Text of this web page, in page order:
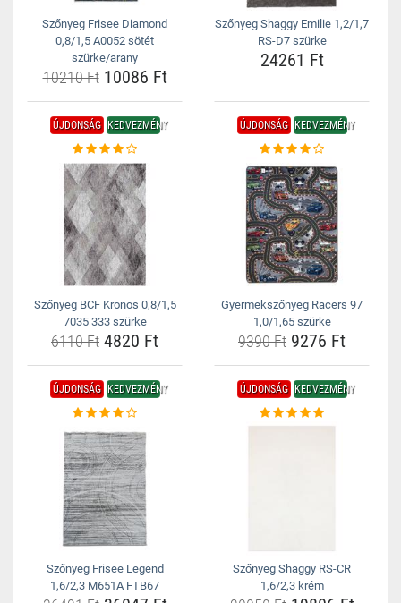
Szőnyeg Frisee Diamond
0,8/1,5 A0052 sötét
szürke/arany
10210 Ft10086 Ft
Szőnyeg Shaggy Emilie 1,2/1,7
RS-D7 szürke
24261 Ft
ÚJDONSÁG KEDVEZMÉNY
Szőnyeg BCF Kronos 0,8/1,5
7035 333 szürke
6110 Ft 4820 Ft
ÚJDONSÁG KEDVEZMÉNY
Gyermekszőnyeg Racers 97
1,0/1,65 szürke
9390 Ft 9276 Ft
ÚJDONSÁG KEDVEZMÉNY
Szőnyeg Frisee Legend
1,6/2,3 M651A FTB67
ÚJDONSÁG KEDVEZMÉNY
Szőnyeg Shaggy RS-CR
1,6/2,3 krém